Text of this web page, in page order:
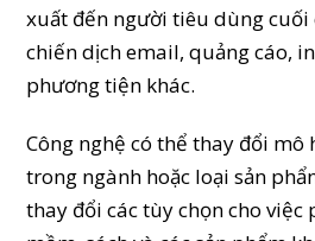
xuất đến người tiêu dùng cuối
chiến dịch email, quảng cáo,
phương tiện khác.
Công nghệ có thể thay đổi mô
trong ngành hoặc loại sản
thay đổi các tùy chọn cho việc